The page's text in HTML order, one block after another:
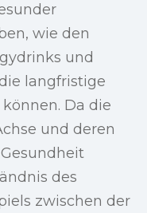
wie den
und
langfristige
Da die
und deren
des
zwischen der